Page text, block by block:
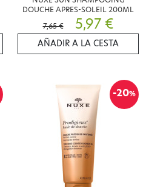
DOUCHE APRES-SOLEIL 200ML
7,65 €
5,97 €
AÑADIR A LA CESTA
-20%